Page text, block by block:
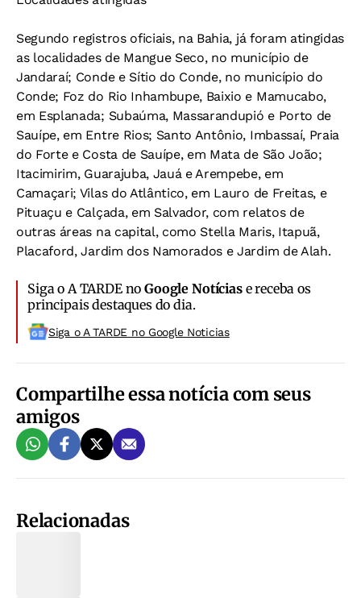
Segundo registros oficiais, na Bahia, já foram atingidas
as localidades de Mangue Seco, no município de
Jandaraí; Conde e Sítio do Conde, no município do
Conde; Foz do Rio Inhambupe, Baixio e Mamucabo,
em Esplanada; Subaúma, Massarandupió e Porto de
Sauípe, em Entre Rios; Santo Antônio, Imbassaí, Praia
do Forte e Costa de Sauípe, em Mata de São João;
Itacimirim, Guarajuba, Jauá e Arempebe, em
Camaçari; Vilas do Atlântico, em Lauro de Freitas, e
Pituaçu e Calçada, em Salvador, com relatos de
outras áreas na capital, como Stella Maris, Itapuã,
Placaford, Jardim dos Namorados e Jardim de Alah.
Siga o A TARDE noGoogle Notíciase receba os
principais destaques do dia.
Siga o A TARDE no Google Noticias
Compartilhe essa notícia com seus
amigos
Relacionadas